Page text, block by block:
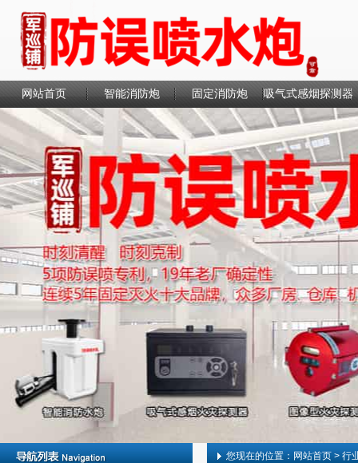
网站首页 智能消防炮 固定消防炮 吸气式感烟探测器
联系我们
您现在的位置： 网站首页 > 行